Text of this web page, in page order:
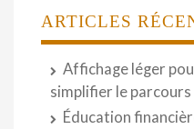
ARTICLES
Affichage léger
simplifier le
Éducation